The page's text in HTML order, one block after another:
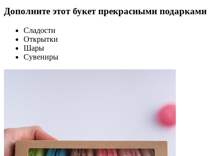
Дополните этот букет прекрасными подарками
Сладости
Открытки
Шары
Сувениры